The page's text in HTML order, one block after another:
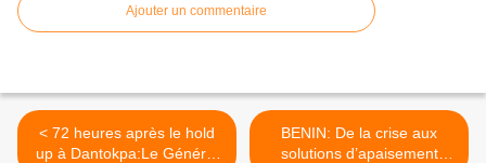
Ajouter un commentaire
< 72 heures après le hold
up à Dantokpa:Le Général
BENIN: De la crise aux
solutions d’apaisement